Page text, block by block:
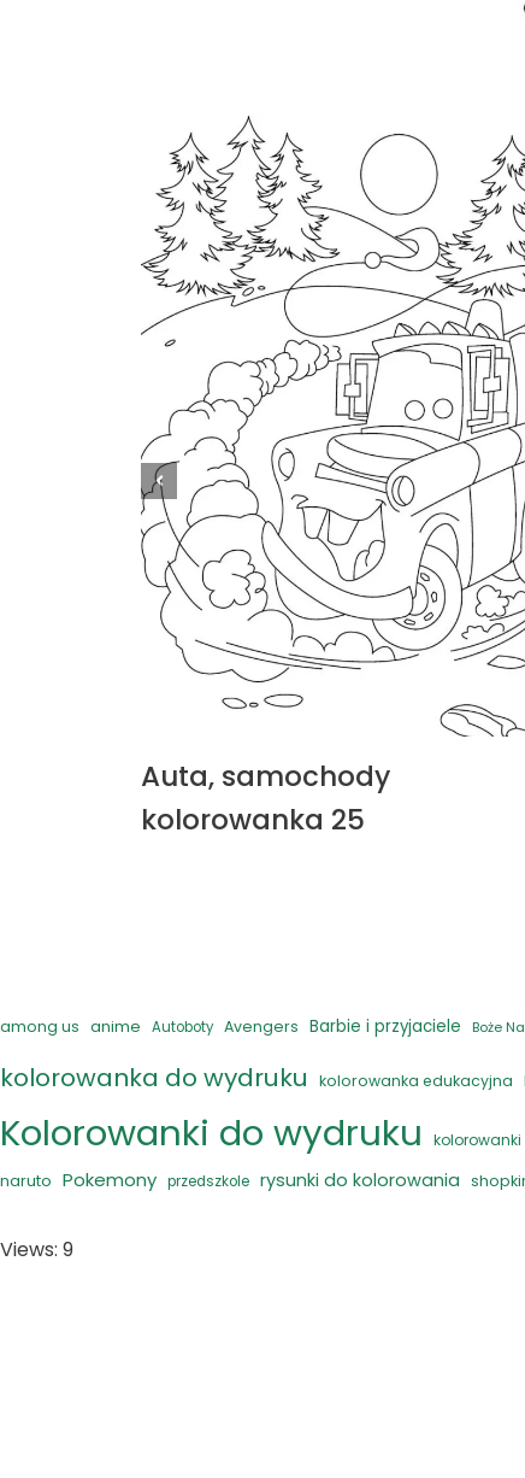
Auta, samochody
kolorowanka 25
among us anime Autoboty Avengers Barbie i przyjaciele Boże
kolorowanka do wydruku kolorowanka edukacyjna
Kolorowanki do wydruku kolorowanki
naruto Pokemony przedszkole rysunki do kolorowania
Views: 9